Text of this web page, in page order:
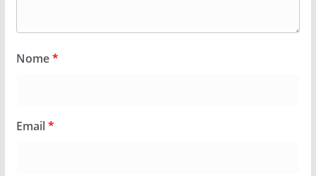
Nome*
Email*